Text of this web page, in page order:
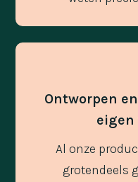
Ontworpen
eigen
Al onze
grotendeels